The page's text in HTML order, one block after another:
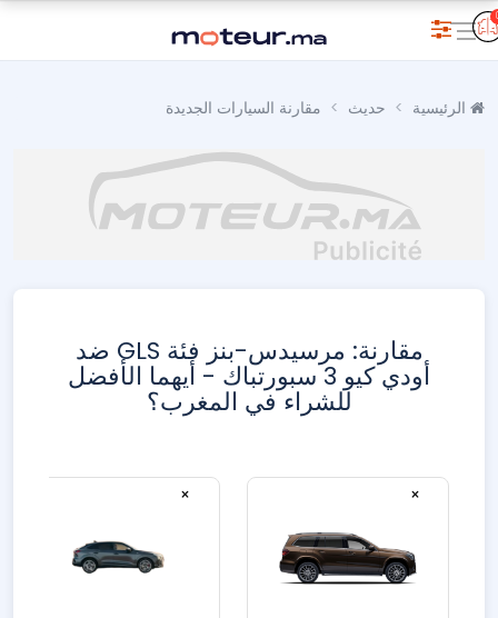
حديث مقارنة السيارات الجديدة
مقارنة: مرسيدس-بنز فئة GLS ضد
أودي كيو 3 سبورتباك - أيهما الأفضل
للشراء في المغرب؟
×
×